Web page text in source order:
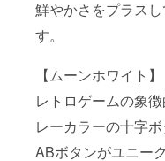
鮮やかさをプラスし
す。
【ムーンホワイト】
レトロゲームの象
レーカラーの十字
ABボタンがユニー